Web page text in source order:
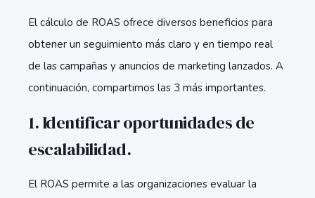
El cálculo de ROAS ofrece diversos beneficios para
obtener un seguimiento más claro y en tiempo real
de las campañas y anuncios de marketing lanzados. A
continuación, compartimos las 3 más importantes.
1. Identificar oportunidades de
escalabilidad.
El ROAS permite a las organizaciones evaluar la